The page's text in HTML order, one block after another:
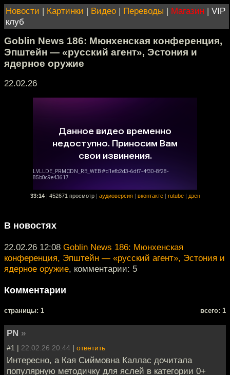
Новости | Картинки | Видео | Переводы | Магазин | VIP
клуб
Goblin News 186: Мюнхенская конференция,
Эпштейн — «русский агент», Эстония и
ядерное оружие
22.02.26
33:14 452671 просмотр аудиоверсия вконтакте rutube дзен
В новостях
22.02.26 12:08 Goblin News 186: Мюнхенская
конференция, Эпштейн — «русский агент», Эстония и
ядерное оружие, комментарии: 5
Комментарии
cтраницы: 1 всего: 1
PN »
#1 | 22.02.26 20:44 | ответить
Интересно, а Кая Сиймовна Каллас дочитала
популярную методичку для яслей в категории 0+